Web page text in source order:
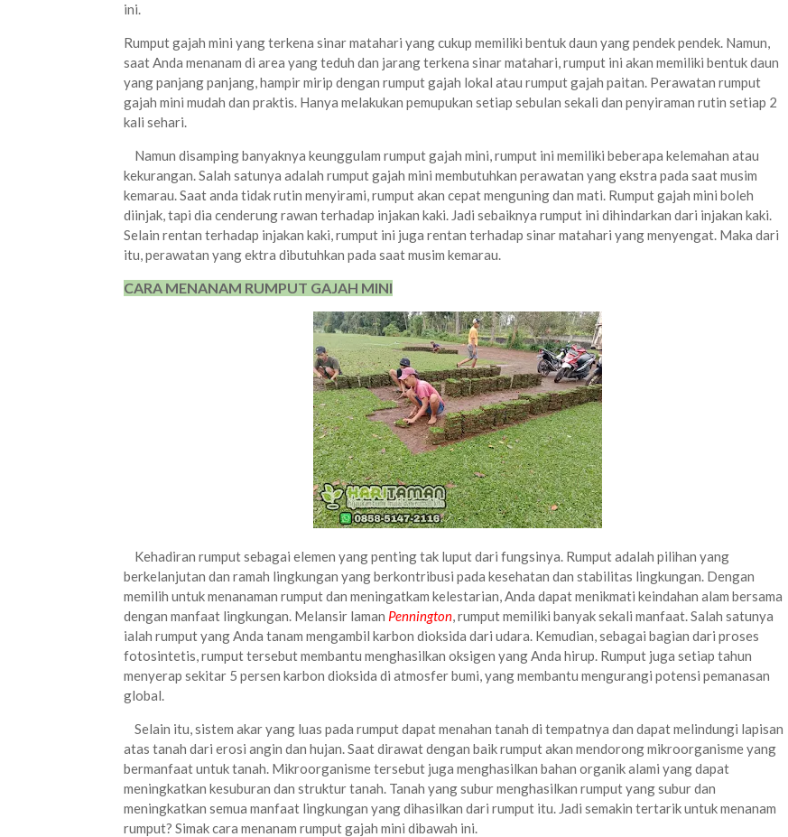
ini.
Rumput gajah mini yang terkena sinar matahari yang cukup memiliki bentuk daun yang pendek pendek. Namun,
saat Anda menanam di area yang teduh dan jarang terkena sinar matahari, rumput ini akan memiliki bentuk daun
yang panjang panjang, hampir mirip dengan rumput gajah lokal atau rumput gajah paitan. Perawatan rumput
gajah mini mudah dan praktis. Hanya melakukan pemupukan setiap sebulan sekali dan penyiraman rutin setiap 2
kali sehari.
Namun disamping banyaknya keunggulam rumput gajah mini, rumput ini memiliki beberapa kelemahan atau
kekurangan. Salah satunya adalah rumput gajah mini membutuhkan perawatan yang ekstra pada saat musim
kemarau. Saat anda tidak rutin menyirami, rumput akan cepat menguning dan mati. Rumput gajah mini boleh
diinjak, tapi dia cenderung rawan terhadap injakan kaki. Jadi sebaiknya rumput ini dihindarkan dari injakan kaki.
Selain rentan terhadap injakan kaki, rumput ini juga rentan terhadap sinar matahari yang menyengat. Maka dari
itu, perawatan yang ektra dibutuhkan pada saat musim kemarau.
CARA MENANAM RUMPUT GAJAH MINI
Kehadiran rumput sebagai elemen yang penting tak luput dari fungsinya. Rumput adalah pilihan yang
berkelanjutan dan ramah lingkungan yang berkontribusi pada kesehatan dan stabilitas lingkungan. Dengan
memilih untuk menanaman rumput dan meningatkam kelestarian, Anda dapat menikmati keindahan alam bersama
dengan manfaat lingkungan. Melansir laman Pennington, rumput memiliki banyak sekali manfaat. Salah satunya
ialah rumput yang Anda tanam mengambil karbon dioksida dari udara. Kemudian, sebagai bagian dari proses
fotosintetis, rumput tersebut membantu menghasilkan oksigen yang Anda hirup. Rumput juga setiap tahun
menyerap sekitar 5 persen karbon dioksida di atmosfer bumi, yang membantu mengurangi potensi pemanasan
global.
Selain itu, sistem akar yang luas pada rumput dapat menahan tanah di tempatnya dan dapat melindungi lapisan
atas tanah dari erosi angin dan hujan. Saat dirawat dengan baik rumput akan mendorong mikroorganisme yang
bermanfaat untuk tanah. Mikroorganisme tersebut juga menghasilkan bahan organik alami yang dapat
meningkatkan kesuburan dan struktur tanah. Tanah yang subur menghasilkan rumput yang subur dan
meningkatkan semua manfaat lingkungan yang dihasilkan dari rumput itu. Jadi semakin tertarik untuk menanam
rumput? Simak cara menanam rumput gajah mini dibawah ini.